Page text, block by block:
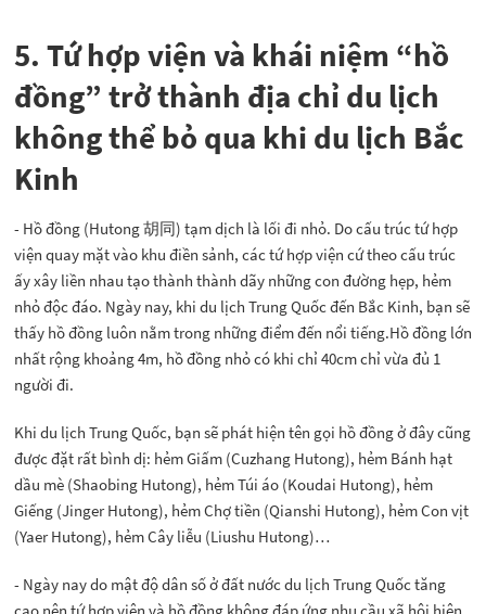
5. Tứ hợp viện và khái niệm “hồ
đồng” trở thành địa chỉ du lịch
không thể bỏ qua khi du lịch Bắc
Kinh
- Hồ đồng (Hutong 胡同) tạm dịch là lối đi nhỏ. Do cấu trúc tứ hợp
viện quay mặt vào khu điền sảnh, các tứ hợp viện cứ theo cấu trúc
ấy xây liền nhau tạo thành thành dãy những con đường hẹp, hẻm
nhỏ độc đáo. Ngày nay, khi du lịch Trung Quốc đến Bắc Kinh, bạn sẽ
thấy hồ đồng luôn nằm trong những điểm đến nổi tiếng.Hồ đồng lớn
nhất rộng khoảng 4m, hồ đồng nhỏ có khi chỉ 40cm chỉ vừa đủ 1
người đi.
Khi du lịch Trung Quốc, bạn sẽ phát hiện tên gọi hồ đồng ở đây cũng
được đặt rất bình dị: hẻm Giấm (Cuzhang Hutong), hẻm Bánh hạt
dầu mè (Shaobing Hutong), hẻm Túi áo (Koudai Hutong), hẻm
Giếng (Jinger Hutong), hẻm Chợ tiền (Qianshi Hutong), hẻm Con vịt
(Yaer Hutong), hẻm Cây liễu (Liushu Hutong)…
- Ngày nay do mật độ dân số ở đất nước du lịch Trung Quốc tăng